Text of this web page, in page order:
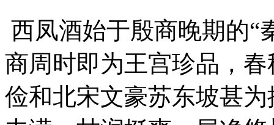
西凤酒始于殷商晚期的“
商周时即为王宫珍品，
俭和北宋文豪苏东坡甚